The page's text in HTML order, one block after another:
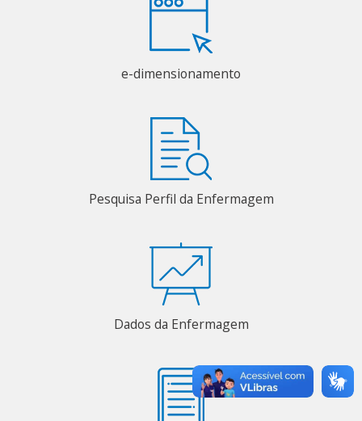
e-dimensionamento
Pesquisa Perfil da Enfermagem
Dados da Enfermagem